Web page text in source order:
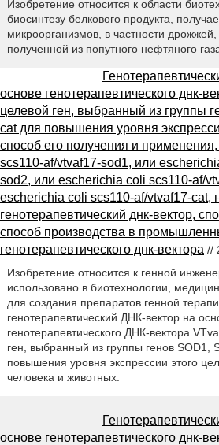
Изобретение относится к области
биосинтезу белкового продукта,
микроорганизмов, в частности
полученной из попутного нефтяного
основе генотерапевтического днк-
целевой ген, выбранный из группы
cat для повышения уровня
способ его получения и
scs110-af/vtvaf17-sod1, или
sod2, или escherichia coli scs110-af/
escherichia coli scs110-af/vtvaf17-cat,
генотерапевтический днк-вектор,
способ производства в
генотерапевтического днк-вектора //
Изобретение относится к генной
использовано в биотехнологии,
для создания препаратов генной
генотерапевтический ДНК-вектор на
генотерапевтического ДНК-вектора
ген, выбранный из группы генов SOD1,
повышения уровня экспрессии этого
человека и животных.
основе генотерапевтического днк-